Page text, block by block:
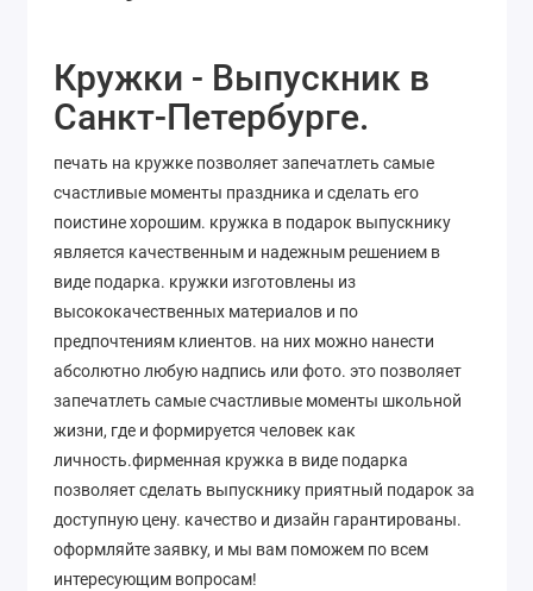
Кружки - Выпускник в
Санкт-Петербурге.
печать на кружке позволяет запечатлеть самые
счастливые моменты праздника и сделать его
поистине хорошим. кружка в подарок выпускнику
является качественным и надежным решением в
виде подарка. кружки изготовлены из
высококачественных материалов и по
предпочтениям клиентов. на них можно нанести
абсолютно любую надпись или фото. это позволяет
запечатлеть самые счастливые моменты школьной
жизни, где и формируется человек как
личность.фирменная кружка в виде подарка
позволяет сделать выпускнику приятный подарок за
доступную цену. качество и дизайн гарантированы.
оформляйте заявку, и мы вам поможем по всем
интересующим вопросам!